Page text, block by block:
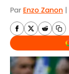
Par Enzo Zanon |